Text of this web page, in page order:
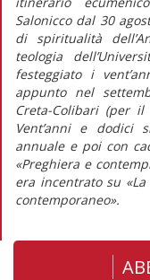
Salonicco dal 30
di spiritualità
teologia
festeggiato i
appunto nel
Creta-Colibari (per il
Vent’anni e dodici
annuale e poi con
«Preghiera e
era incentrato su
contemporaneo».